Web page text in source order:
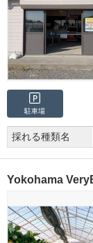
駐車場
採れる種類名
Yokohama